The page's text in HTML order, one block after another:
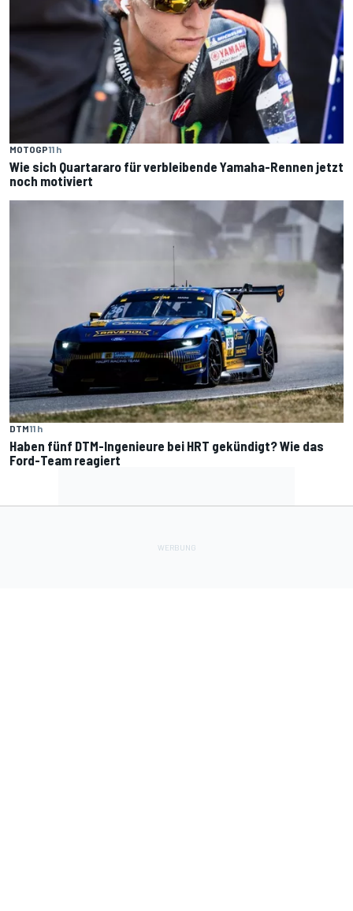
MOTOGP11 h
Wie sich Quartararo für verbleibende Yamaha-Rennen jetzt
noch motiviert
DTM11 h
Haben fünf DTM-Ingenieure bei HRT gekündigt? Wie das
Ford-Team reagiert